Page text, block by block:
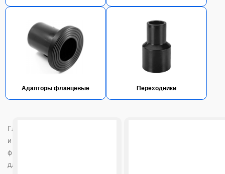
Адапторы фланцевые Переходники
Главная
и
фитинги
для